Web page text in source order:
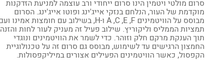
סרום מולטי ויטמין הינו סרום ייחודי ורב עוצמה למניעת הזדקנות
מוקדמת של העור, הנלחם בנזקי אייג'ינג ופוטו אייג'ינג. הסרום
מבוסס על הוויטמינים A ,C ,E ,F ו-H, בשילוב עם חומצות אמינו ועם
תמציות הממליס וליקוריץ. שילוב פעיל זה מעניק לעור לחות והזנה
תוך הענקת מרקם חלק וזוהר. כדי לשמר את הוויטמינים ונוגדי
החמצון הרגישים עד לשימוש, מבוסס גם סרום זה על טכנולוגיית
הקפסול, כאשר הוויטמינים הפעילים אצורים במיליקפסולות.